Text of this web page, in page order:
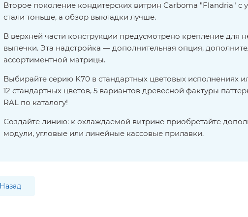
Второе поколение кондитерских витрин Carboma "Flandria"
стали тоньше, а обзор выкладки лучше.
В верхней части конструкции предусмотрено крепление для
выпечки. Эта надстройка — дополнительная опция,
ассортиментной матрицы.
Выбирайте серию K70 в стандартных цветовых исполнениях
12 стандартных цветов, 5 вариантов древесной фактуры
RAL по каталогу!
Создайте линию: к охлаждаемой витрине приобретайте
модули, угловые или линейные кассовые прилавки.
Назад